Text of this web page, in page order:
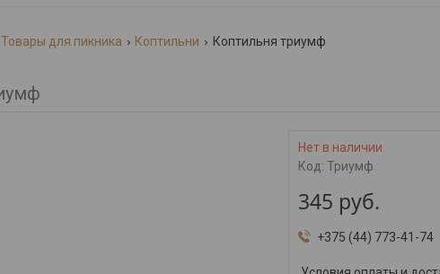
Товары для пикника Коптильни Коптильня триумф
Нет в наличии
Код: Триумф
345 руб.
+375 (44) 773-41-74